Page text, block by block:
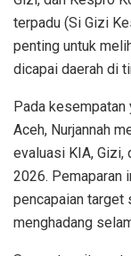
terpadu (Si Gizi
penting untuk
dicapai daerah di
Pada kesempatan
Aceh, Nurjannah
evaluasi KIA, Gizi,
2026. Pemaparan
pencapaian target
menghadang